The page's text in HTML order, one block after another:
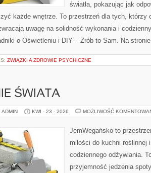
światła, pokazując jak
każde wnętrze. To przestrzeń dla tych, którzy
uwagę na solidność wykonania i
o Oświetleniu i DIY – Zrób to Sam. Na
ZWIĄZKI A ZDROWIE PSYCHICZNE
ŚWIATA
ADMIN KWI - 23 - 2026 MOŻLIWOŚĆ
JemWegańsko to
miłości do kuchni roślinnej
codziennego odżywiania.
przyjemność jedzenia